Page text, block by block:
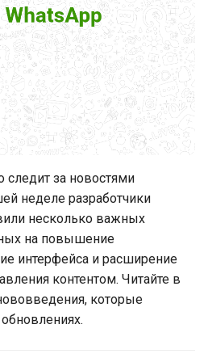
следит за новостями
неделе разработчики
несколько важных
на повышение
интерфейса и расширение
контентом. Читайте в
которые